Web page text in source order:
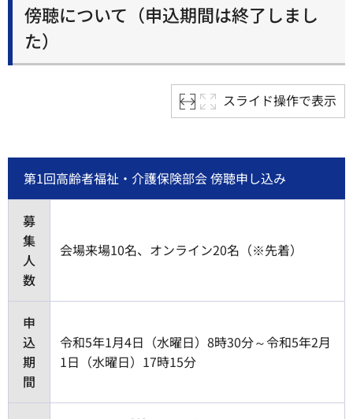
傍聴について（申込期間は終了しまし
た）
スライド操作で表示
第1回高齢者福祉・介護保険部会 傍聴申し込み
募
集
人
数
会場来場10名、オンライン20名（※先着）
申
込
期
間
令和5年1月4日（水曜日）8時30分～令和5年2月
1日（水曜日）17時15分